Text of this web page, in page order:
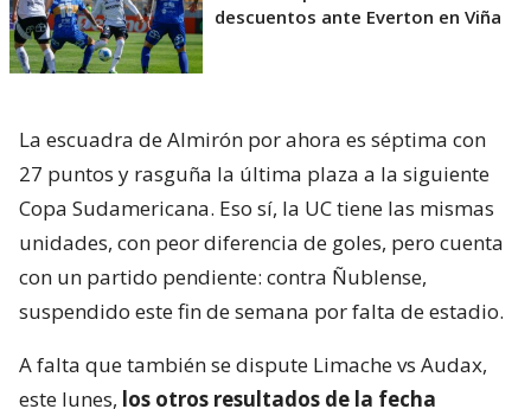
descuentos ante Everton en Viña
La escuadra de Almirón por ahora es séptima con
27 puntos y rasguña la última plaza a la siguiente
Copa Sudamericana. Eso sí, la UC tiene las mismas
unidades, con peor diferencia de goles, pero cuenta
con un partido pendiente: contra Ñublense,
suspendido este fin de semana por falta de estadio.
A falta que también se dispute Limache vs Audax,
este lunes, los otros resultados de la fecha